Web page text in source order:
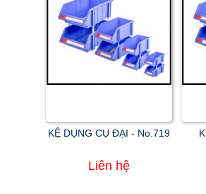
KỆ DỤNG CỤ ĐẠI - No.719
Liên hệ